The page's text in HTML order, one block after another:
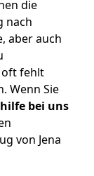
die
nach
aber auch
oft fehlt
Wenn Sie
bei uns
von Jena